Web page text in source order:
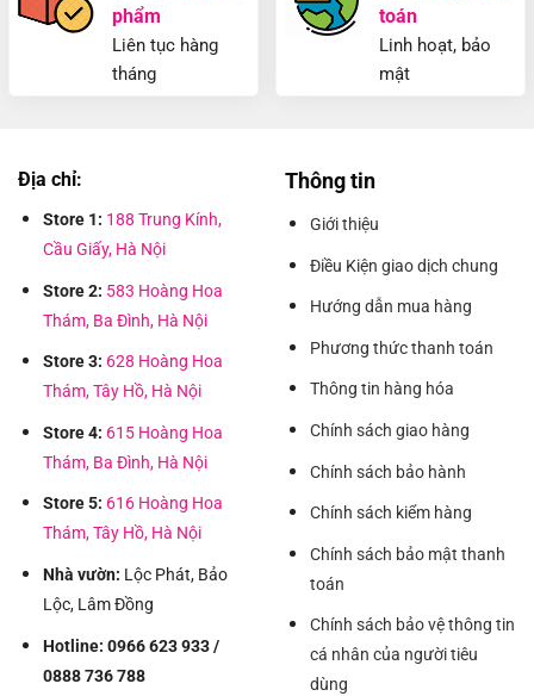
phẩm
Liên tục hàng
tháng
toán
Linh hoạt, bảo
mật
Địa chỉ:
Store 1: 188 Trung Kính,
Cầu Giấy, Hà Nội
Store 2: 583 Hoàng Hoa
Thám, Ba Đình, Hà Nội
Store 3: 628 Hoàng Hoa
Thám, Tây Hồ, Hà Nội
Store 4: 615 Hoàng Hoa
Thám, Ba Đình, Hà Nội
Store 5: 616 Hoàng Hoa
Thám, Tây Hồ, Hà Nội
Nhà vườn: Lộc Phát, Bảo
Lộc, Lâm Đồng
Hotline: 0966 623 933 /
0888 736 788
Thông tin
Giới thiệu
Điều Kiện giao dịch chung
Hướng dẫn mua hàng
Phương thức thanh toán
Thông tin hàng hóa
Chính sách giao hàng
Chính sách bảo hành
Chính sách kiểm hàng
Chính sách bảo mật thanh
toán
Chính sách bảo vệ thông tin
cá nhân của người tiêu
dùng